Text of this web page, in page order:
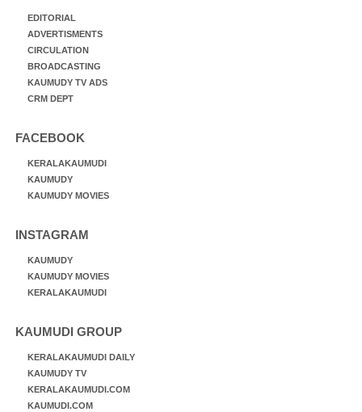
EDITORIAL
ADVERTISMENTS
CIRCULATION
BROADCASTING
KAUMUDY TV ADS
CRM DEPT
FACEBOOK
KERALAKAUMUDI
KAUMUDY
KAUMUDY MOVIES
INSTAGRAM
KAUMUDY
KAUMUDY MOVIES
KERALAKAUMUDI
KAUMUDI GROUP
KERALAKAUMUDI DAILY
KAUMUDY TV
KERALAKAUMUDI.COM
KAUMUDI.COM